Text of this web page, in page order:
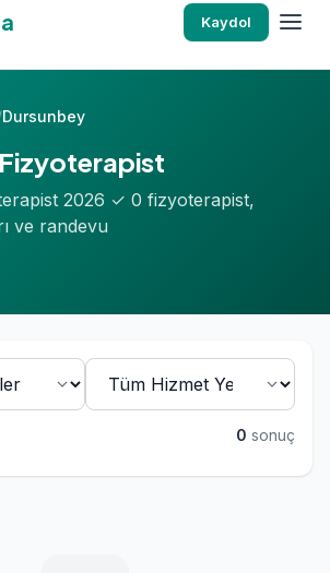
Kaydol
Dursunbey
2026 ✓ 0 fizyoterapist,
ve randevu
0 sonuç